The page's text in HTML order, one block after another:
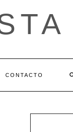
CONTACTO